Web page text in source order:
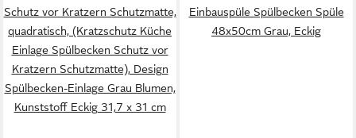
Schutz vor Kratzern Schutzmatte,
quadratisch, (Kratzschutz Küche
Einlage Spülbecken Schutz vor
Kratzern Schutzmatte), Design
Spülbecken-Einlage Grau Blumen,
Kunststoff Eckig 31,7 x 31 cm
Einbauspüle Spülbecken Spüle
48x50cm Grau, Eckig